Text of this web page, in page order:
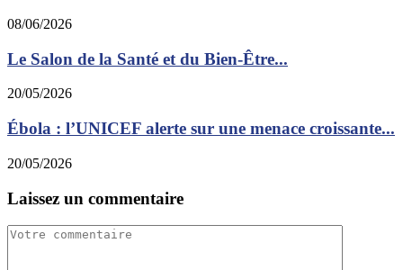
08/06/2026
Le Salon de la Santé et du Bien-Être...
20/05/2026
Ébola : l’UNICEF alerte sur une menace croissante...
20/05/2026
Laissez un commentaire